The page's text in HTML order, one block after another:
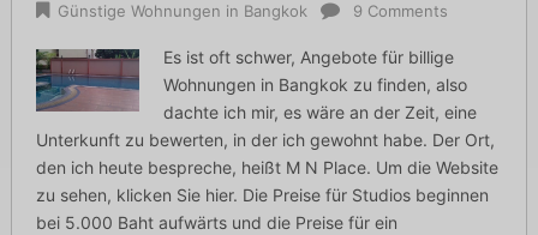
Günstige Wohnungen in Bangkok 9 Comments
Es ist oft schwer, Angebote für billige
Wohnungen in Bangkok zu finden, also
dachte ich mir, es wäre an der Zeit, eine
Unterkunft zu bewerten, in der ich gewohnt habe. Der Ort,
den ich heute bespreche, heißt M N Place. Um die Website
zu sehen, klicken Sie hier. Die Preise für Studios beginnen
bei 5.000 Baht aufwärts und die Preise für ein